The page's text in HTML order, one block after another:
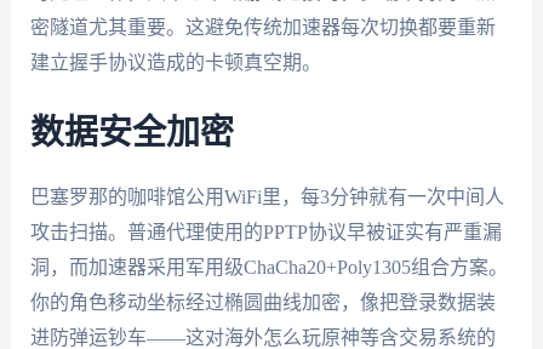
密隧道尤其重要。这避免传统加速器每次切换都要重新
建立握手协议造成的卡顿真空期。
数据安全加密
巴塞罗那的咖啡馆公用WiFi里，每3分钟就有一次中间人
攻击扫描。普通代理使用的PPTP协议早被证实有严重漏
洞，而加速器采用军用级ChaCha20+Poly1305组合方案。
你的角色移动坐标经过椭圆曲线加密，像把登录数据装
进防弹运钞车——这对海外怎么玩原神等含交易系统的